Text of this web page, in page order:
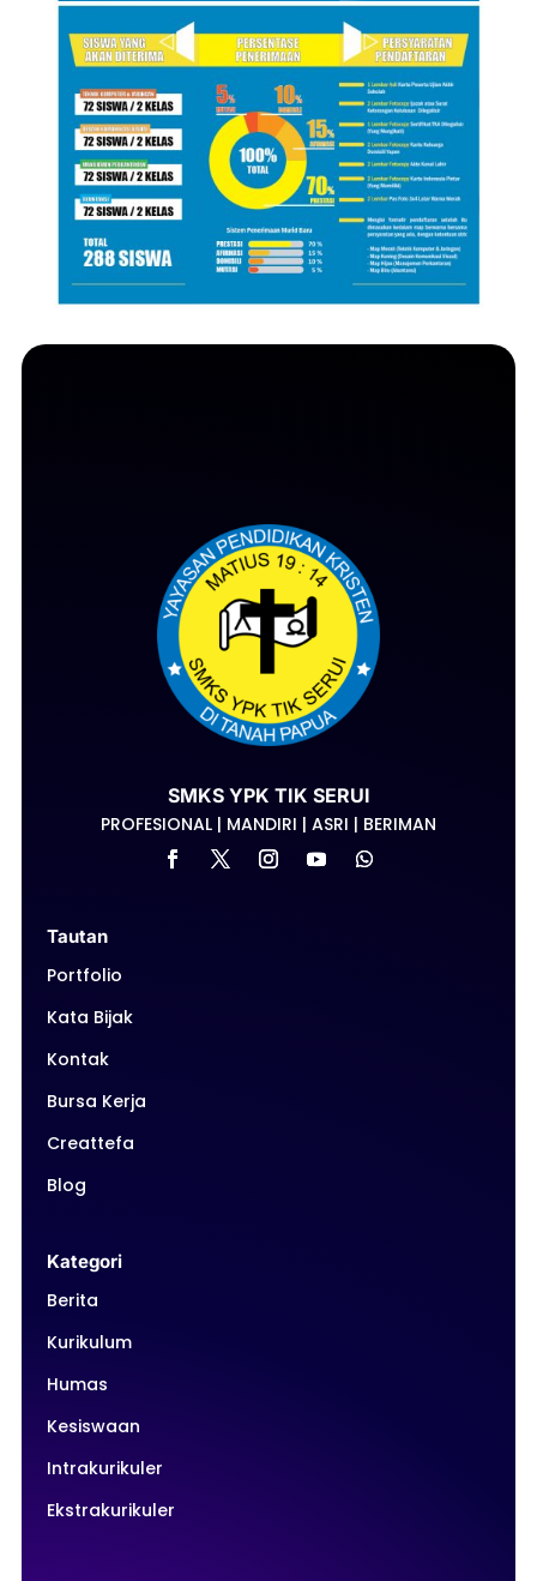
SMKS YPK TIK SERUI
PROFESIONAL | MANDIRI | ASRI | BERIMAN
Tautan
Portfolio
Kata Bijak
Kontak
Bursa Kerja
Creattefa
Blog
Kategori
Berita
Kurikulum
Humas
Kesiswaan
Intrakurikuler
Ekstrakurikuler